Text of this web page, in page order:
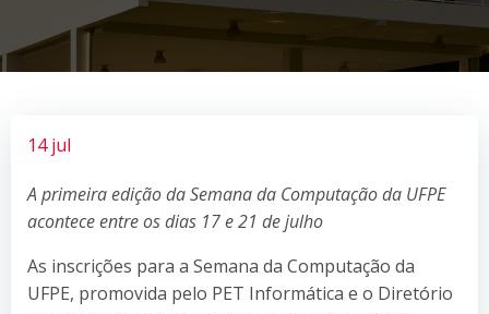
14 jul
A primeira edição da Semana da Computação da UFPE
acontece entre os dias 17 e 21 de julho
As inscrições para a Semana da Computação da
UFPE, promovida pelo PET Informática e o Diretório